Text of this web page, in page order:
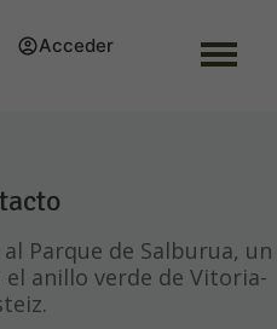
Acceder
Parque de Salburua, un
anillo verde de Vitoria-